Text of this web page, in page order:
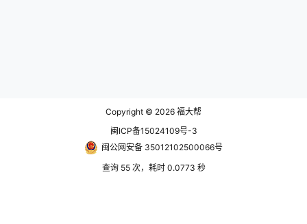
Copyright © 2026 福大帮
闽ICP备15024109号-3
闽公网安备 35012102500066号
查询 55 次，耗时 0.0773 秒